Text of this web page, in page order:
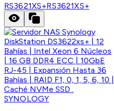
RS3621XS+RS3621XS+
SYNOLOGY